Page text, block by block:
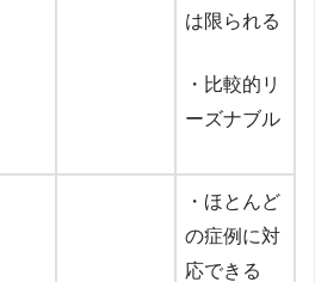
は限られる
・比較的リ
ーズナブル
・ほとんど
の症例に対
応できる